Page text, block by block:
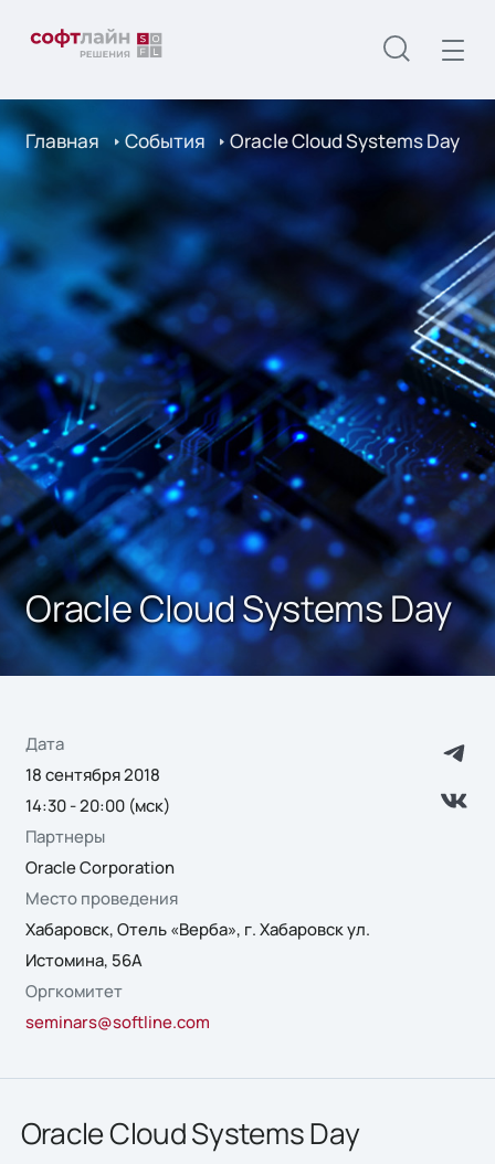
Главная События Oracle Cloud Systems Day
Oracle Cloud Systems Day
Дата
18 сентября 2018
14:30 - 20:00 (мск)
Партнеры
Oracle Corporation
Место проведения
Хабаровск, Отель «Верба», г. Хабаровск ул.
Истомина, 56А
Оргкомитет
seminars@softline.com
Oracle Cloud Systems Day